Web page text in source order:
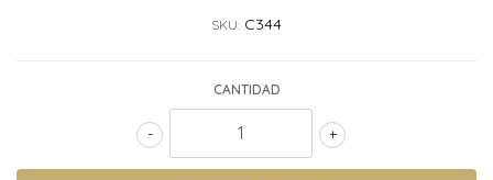
SKU: C344
CANTIDAD
+
-